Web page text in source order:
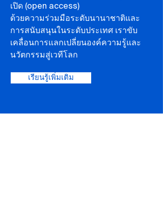
เปิด (open access)
ด้วยความร่วมมือระดับนานาชาติและ
การสนับสนุนในระดับประเทศ เราขับ
เคลื่อนการแลกเปลี่ยนองค์ความรู้และ
นวัตกรรมสู่เวทีโลก
เรียนรู้เพิ่มเติม